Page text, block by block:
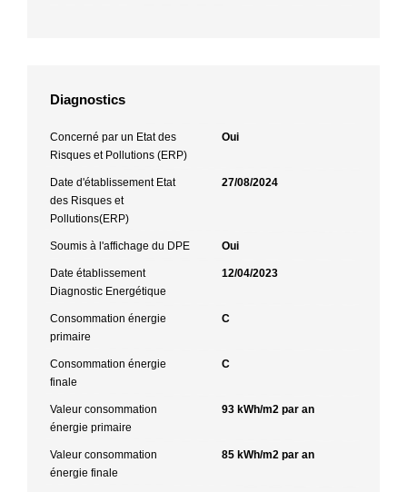
Diagnostics
Concerné par un Etat des
Risques et Pollutions (ERP)
Oui
Date d'établissement Etat
des Risques et
Pollutions(ERP)
27/08/2024
Soumis à l'affichage du DPE Oui
Date établissement
Diagnostic Energétique
12/04/2023
Consommation énergie
primaire
C
Consommation énergie
finale
C
Valeur consommation
énergie primaire
93 kWh/m2 par an
Valeur consommation
énergie finale
85 kWh/m2 par an